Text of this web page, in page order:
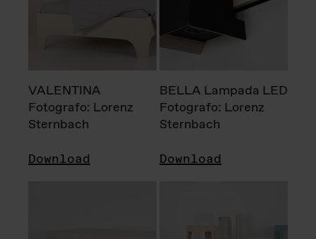
VALENTINA
Fotografo: Lorenz
Sternbach
Download
BELLA Lampada LED
Fotografo: Lorenz
Sternbach
Download